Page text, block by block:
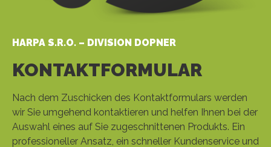
HARPA S.R.O. – DIVISION DOPNER
KONTAKTFORMULAR
Nach dem Zuschicken des Kontaktformulars werden
wir Sie umgehend kontaktieren und helfen Ihnen bei der
Auswahl eines auf Sie zugeschnittenen Produkts. Ein
professioneller Ansatz, ein schneller Kundenservice und